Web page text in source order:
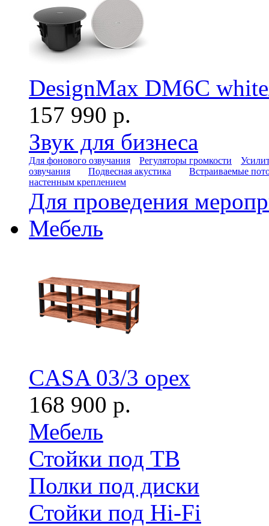
DesignMax DM6C
157 990 р.
Звук для бизнеса
Для фонового озвучания Регуляторы громкости
озвучания
Подвесная акустика
Встраиваемые
настенным креплением
Для проведения
Мебель
CASA 03/3 орех
168 900 р.
Мебель
Стойки под ТВ
Полки под диски
Стойки под Hi-Fi